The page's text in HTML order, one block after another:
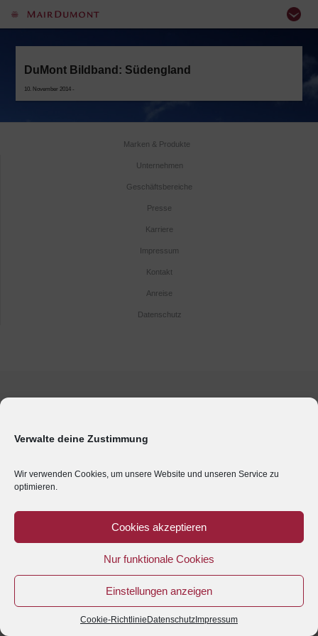
Verwalte deine Zustimmung
Wir verwenden Cookies, um unsere Website und unseren Service zu
optimieren.
Cookies akzeptieren
Nur funktionale Cookies
Einstellungen anzeigen
Cookie-Richtlinie Datenschutz Impressum
DuMont Bildband: Südengland
10. November 2014 -
Marken & Produkte
Unternehmen
Geschäftsbereiche
Presse
Karriere
Impressum
Kontakt
Anreise
Datenschutz